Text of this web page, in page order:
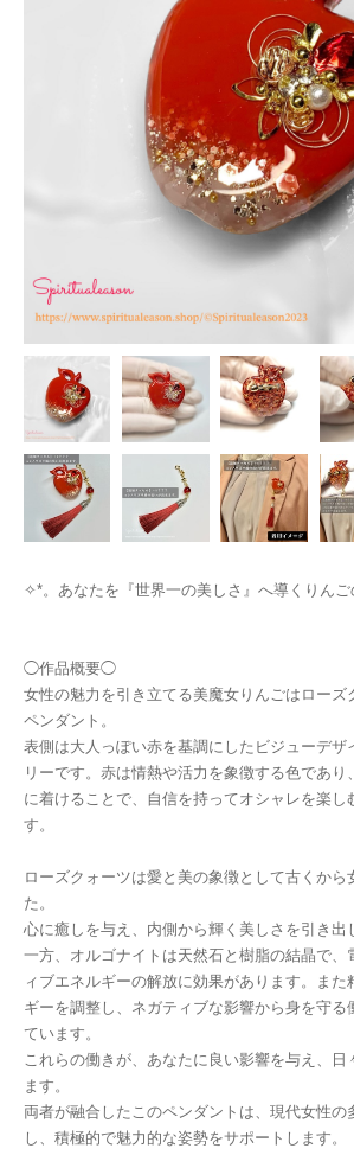
✧︎*。あなたを『世界一の美しさ』へ導くりんご
◯作品概要◯
女性の魅力を引き立てる美魔女りんごはローズ
ペンダント。
表側は大人っぽい赤を基調にしたビジューデザ
リーです。赤は情熱や活力を象徴する色であ
に着けることで、自信を持ってオシャレを楽し
す。
ローズクォーツは愛と美の象徴として古くから
た。
心に癒しを与え、内側から輝く美しさを引き出
一方、オルゴナイトは天然石と樹脂の結晶で、
ィブエネルギーの解放に効果があります。ま
ギーを調整し、ネガティブな影響から身を守る
ています。
これらの働きが、あなたに良い影響を与え、日
ます。
両者が融合したこのペンダントは、現代女性の
し、積極的で魅力的な姿勢をサポートします。